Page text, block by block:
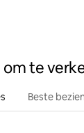
te
Beste